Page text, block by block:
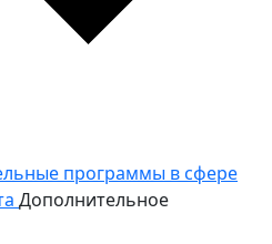
программы в сфере
Дополнительное